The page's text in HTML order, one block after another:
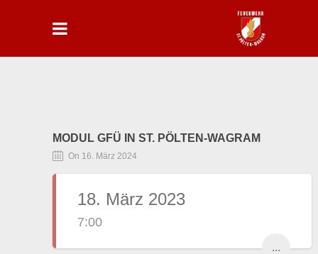
MODUL GFÜ IN ST. PÖLTEN-WAGRAM
On 16. März 2024
18. März 2023
7:00
...